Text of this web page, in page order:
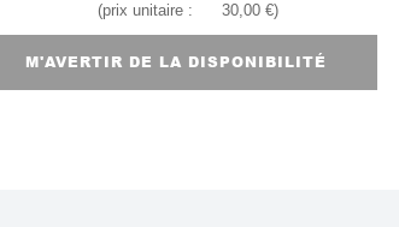
(prix unitaire : 30,00 €)
M'AVERTIR DE LA DISPONIBILITÉ